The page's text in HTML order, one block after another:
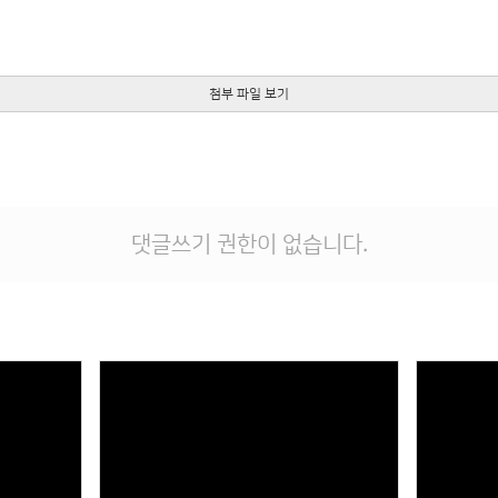
첨부 파일 보기
댓글쓰기 권한이 없습니다.